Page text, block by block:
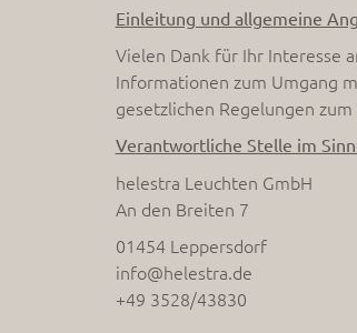
Einleitung und allgemeine
Vielen Dank für Ihr Interesse
Informationen zum Umgang
gesetzlichen Regelungen
Verantwortliche Stelle im
helestra Leuchten GmbH
An den Breiten 7
01454 Leppersdorf
info@helestra.de
+49 3528/43830